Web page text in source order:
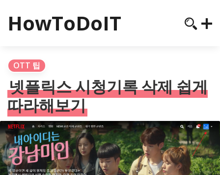
HowToDoIT
OTT 팁
넷플릭스 시청기록 삭제 쉽게
따라해보기